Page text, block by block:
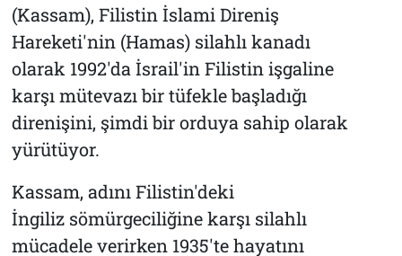
(Kassam), Filistin İslami Direniş
Hareketi'nin (Hamas) silahlı kanadı
olarak 1992'da İsrail'in Filistin işgaline
karşı mütevazı bir tüfekle başladığı
direnişini, şimdi bir orduya sahip olarak
yürütüyor.
Kassam, adını Filistin'deki
İngiliz sömürgeciliğine karşı silahlı
mücadele verirken 1935'te hayatını